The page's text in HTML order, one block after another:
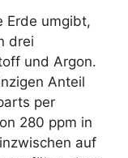
Erde umgibt,
drei
und Argon.
Anteil
per
280 ppm in
auf